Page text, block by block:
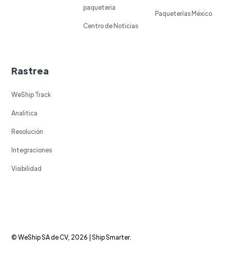
paqueteria
Centro de Noticias
Paqueterías México
Rastrea
WeShip Track
Analitica
Resolución
Integraciones
Visibilidad
© WeShip SA de CV, 2026 | Ship Smarter.